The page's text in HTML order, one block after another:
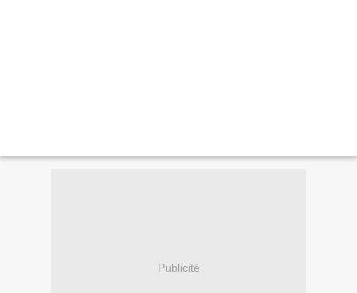
Publicité